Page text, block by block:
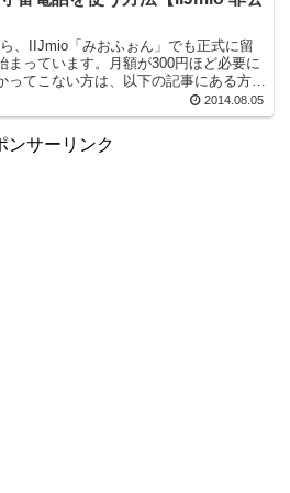
、IIJmio「みおふぉん」でも正式に留
まっています。月額が300円ほど必要に
ってこない方は、以下の記事にある方法
2014.08.05
ンサーリンク